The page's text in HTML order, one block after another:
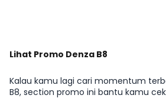
Lihat Promo Denza B8
Kalau kamu lagi cari momentum
B8, section promo ini bantu kamu